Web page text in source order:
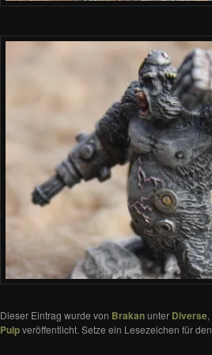
Dieser Eintrag wurde von Brakanunter Diverse,
Pulpveröffentlicht. Setze ein Lesezeichen für den